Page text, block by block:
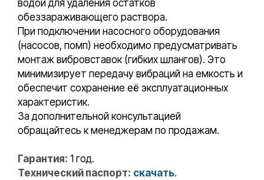
водой для удаления остатков
обеззараживающего раствора.
При подключении насосного оборудования
(насосов, помп) необходимо предусматривать
монтаж вибровставок (гибких шлангов). Это
минимизирует передачу вибраций на емкость и
обеспечит сохранение её эксплуатационных
характеристик.
За дополнительной консультацией
обращайтесь к менеджерам по продажам.
Гарантия: 1 год.
Технический паспорт: скачать.